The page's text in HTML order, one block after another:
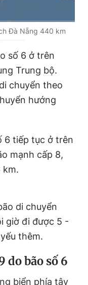
Đà Nẵng 440 km
số 6 ở trên
Trung bộ.
chuyển theo
hướng
6 tiếp tục ở trên
mạnh cấp 8,
km.
di chuyển
giờ đi được 5 -
thêm.
do bão số 6
biển phía tây